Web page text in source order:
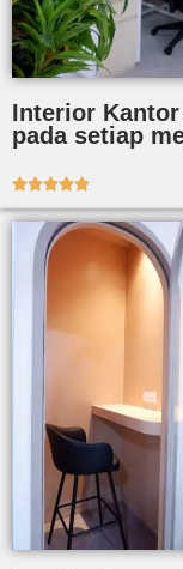
Interior
pada setiap
